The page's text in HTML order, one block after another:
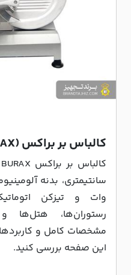
کالباس بر براکس (BURAX) - مدل BM275
وات و تیزکن
رستوران‌ها،
مشخصات کامل و
این صفحه بررسی کنید.